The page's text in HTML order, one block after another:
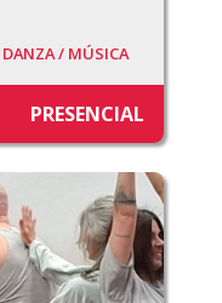
DANZA / MÚSICA
PRESENCIAL